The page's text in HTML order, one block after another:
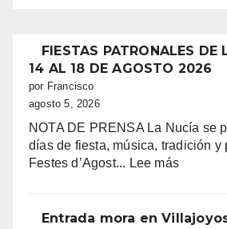
FIESTAS PATRONALES DE
14 AL 18 DE AGOSTO 2026
por Francisco
agosto 5, 2026
NOTA DE PRENSA La Nucía se
días de fiesta, música, tradición y
Festes d’Agost... Lee más:
DE
Entrada mora en